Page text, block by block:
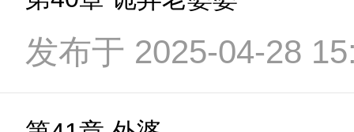
发布于 2025-04-28